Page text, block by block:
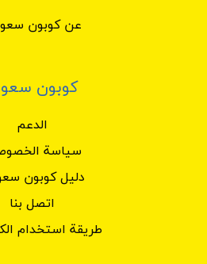
عن كوبون
كوبون
الدعم
سياسة
دليل كوبون
اتصل بنا
طريقة استخدام